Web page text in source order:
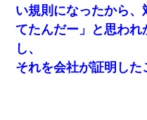
い規則になったから
てたんだー」と思われ
し、
それを会社が証明した